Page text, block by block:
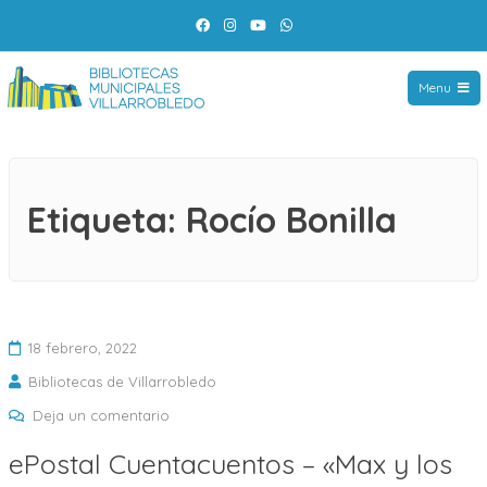
al
contenido
Facebook
Instagram
YouTubeWhatsApp
Menu
Etiqueta: Rocío Bonilla
18 febrero, 2022
Bibliotecas de Villarrobledo
Deja un comentarioen
Cuentacuentos
ePostal Cuentacuentos – «Max y los